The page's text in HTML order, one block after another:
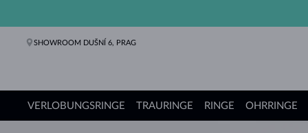
SHOWROOM DUŠNÍ 6, PRAG
VERLOBUNGSRINGE TRAURINGE RINGE OHRRINGE